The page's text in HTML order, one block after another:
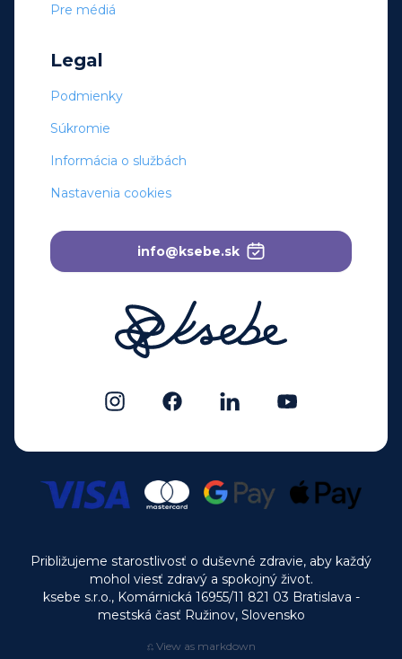
Pre médiá
Legal
Podmienky
Súkromie
Informácia o službách
Nastavenia cookies
info@ksebe.sk
Približujeme starostlivosť o duševné zdravie, aby každý
mohol viesť zdravý a spokojný život.
ksebe s.r.o., Komárnická 16955/11 821 03 Bratislava -
mestská časť Ružinov, Slovensko
⎌ View as markdown